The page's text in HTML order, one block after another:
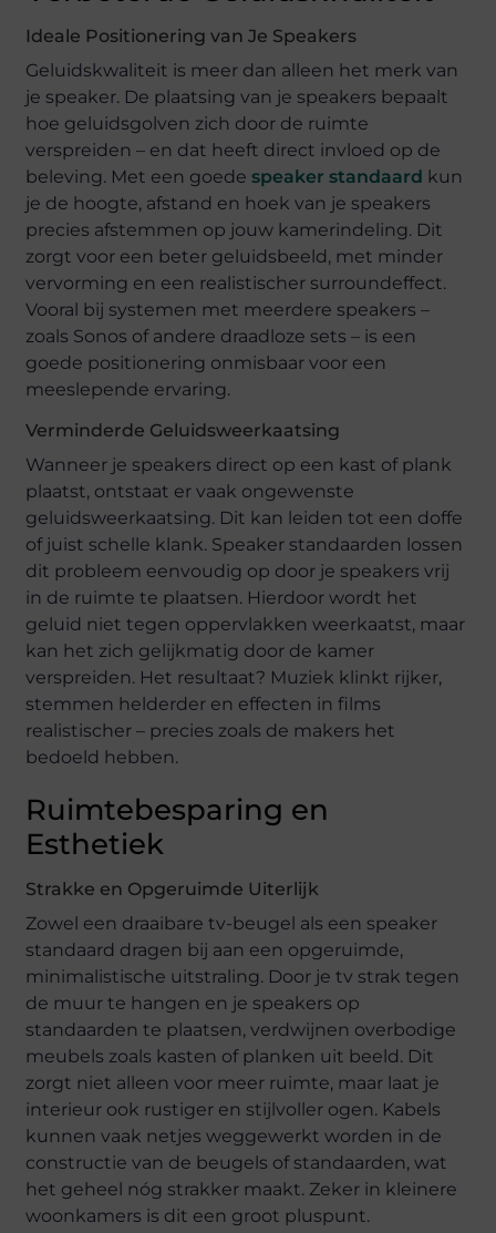
Ideale Positionering van Je Speakers
Geluidskwaliteit is meer dan alleen het merk van
je speaker. De plaatsing van je speakers bepaalt
hoe geluidsgolven zich door de ruimte
verspreiden – en dat heeft direct invloed op de
beleving. Met een goede speaker standaard kun
je de hoogte, afstand en hoek van je speakers
precies afstemmen op jouw kamerindeling. Dit
zorgt voor een beter geluidsbeeld, met minder
vervorming en een realistischer surroundeffect.
Vooral bij systemen met meerdere speakers –
zoals Sonos of andere draadloze sets – is een
goede positionering onmisbaar voor een
meeslepende ervaring.
Verminderde Geluidsweerkaatsing
Wanneer je speakers direct op een kast of plank
plaatst, ontstaat er vaak ongewenste
geluidsweerkaatsing. Dit kan leiden tot een doffe
of juist schelle klank. Speaker standaarden lossen
dit probleem eenvoudig op door je speakers vrij
in de ruimte te plaatsen. Hierdoor wordt het
geluid niet tegen oppervlakken weerkaatst, maar
kan het zich gelijkmatig door de kamer
verspreiden. Het resultaat? Muziek klinkt rijker,
stemmen helderder en effecten in films
realistischer – precies zoals de makers het
bedoeld hebben.
Ruimtebesparing en
Esthetiek
Strakke en Opgeruimde Uiterlijk
Zowel een draaibare tv-beugel als een speaker
standaard dragen bij aan een opgeruimde,
minimalistische uitstraling. Door je tv strak tegen
de muur te hangen en je speakers op
standaarden te plaatsen, verdwijnen overbodige
meubels zoals kasten of planken uit beeld. Dit
zorgt niet alleen voor meer ruimte, maar laat je
interieur ook rustiger en stijlvoller ogen. Kabels
kunnen vaak netjes weggewerkt worden in de
constructie van de beugels of standaarden, wat
het geheel nóg strakker maakt. Zeker in kleinere
woonkamers is dit een groot pluspunt.